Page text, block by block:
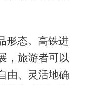
形态。高铁进
，旅游者可以
由、灵活地确